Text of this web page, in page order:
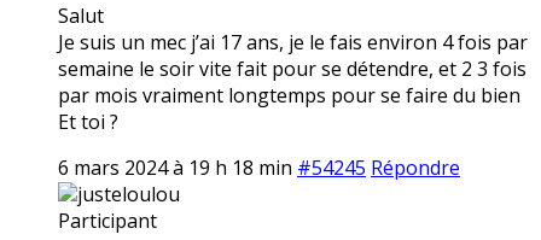
Salut
Je suis un mec j’ai 17 ans, je le fais environ 4 fois par
semaine le soir vite fait pour se détendre, et 2 3 fois
par mois vraiment longtemps pour se faire du bien
Et toi ?
6 mars 2024 à 19 h 18 min #54245 Répondre
justeloulou
Participant